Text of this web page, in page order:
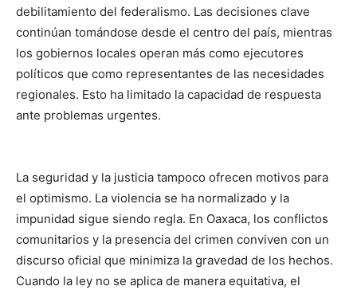
debilitamiento del federalismo. Las decisiones clave
continúan tomándose desde el centro del país, mientras
los gobiernos locales operan más como ejecutores
políticos que como representantes de las necesidades
regionales. Esto ha limitado la capacidad de respuesta
ante problemas urgentes.
La seguridad y la justicia tampoco ofrecen motivos para
el optimismo. La violencia se ha normalizado y la
impunidad sigue siendo regla. En Oaxaca, los conflictos
comunitarios y la presencia del crimen conviven con un
discurso oficial que minimiza la gravedad de los hechos.
Cuando la ley no se aplica de manera equitativa, el